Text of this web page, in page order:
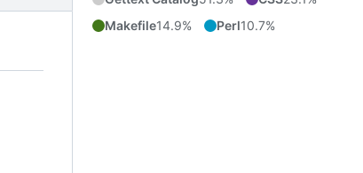
Makefile14.9% Perl10.7%